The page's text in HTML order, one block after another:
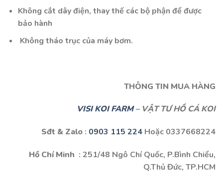
Không cắt dây điện, thay thế các bộ phận để được
bảo hành
Không tháo trục của máy bơm.
THÔNG TIN MUA HÀNG
VISI KOI FARM– VẬT TƯ HỒ CÁ KOI
Sđt & Zalo : 0903 115 224 Hoặc 0337668224
Hồ Chí Minh : 251/48 Ngô Chí Quốc, P.Bình Chiểu,
Q.Thủ Đức, TP.HCM